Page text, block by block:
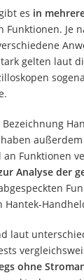
es in
Je
gelten laut
außerdem
an Funktionen
Analyse der
Hantek-
laut
ohne